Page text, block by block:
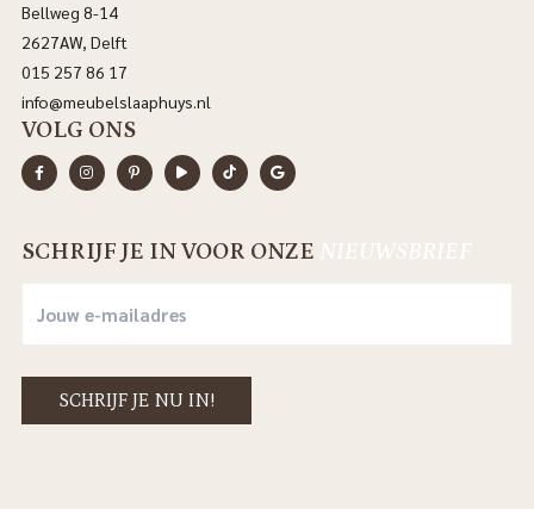
Bellweg 8-14
2627AW, Delft
015 257 86 17
info@meubelslaaphuys.nl
VOLG ONS
SCHRIJF JE IN VOOR ONZE NIEUWSBRIEF